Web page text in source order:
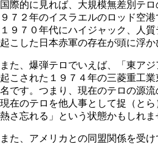
国際的に見れば、大規模無差別テロ
９７２年のイスラエルのロッド空港
１９７０年代にハイジャック、人
起こした日本赤軍の存在が頭に浮か
また、爆弾テロでいえば、「東ア
起こされた１９７４年の三菱重工
名です。つまり、現在のテロの源流
現在のテロを他人事として捉（と
熱さ忘れる」という状態かもしれま
また、アメリカとの同盟関係を受